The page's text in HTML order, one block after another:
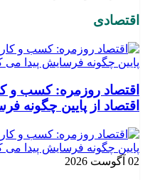
اقتصادی
اقتصاد روزمره: کسب‌ و
اقتصاد از پایین چگونه
02 آگوست 2026